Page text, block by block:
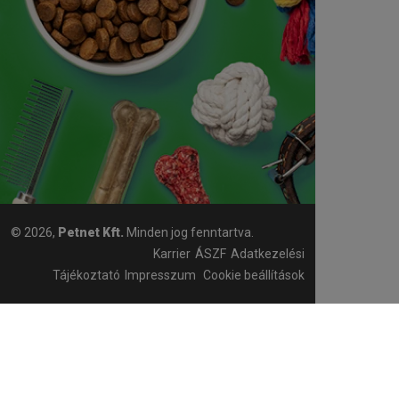
© 2026, Petnet Kft. Minden jog fenntartva.
Karrier ÁSZF Adatkezelési
Tájékoztató
Impresszum Cookie beállítások